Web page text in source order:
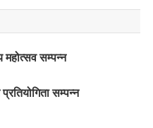
महोत्सव सम्पन्न
सम्पन्न